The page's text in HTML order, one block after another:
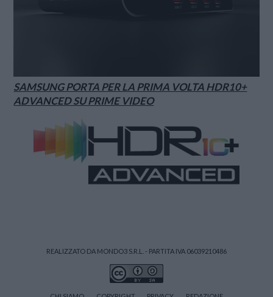
SAMSUNG PORTA PER LA PRIMA VOLTA HDR10+
ADVANCED SU PRIME VIDEO
REALIZZATO DA MONDO3 S.R.L. - PARTITA IVA 06039210486